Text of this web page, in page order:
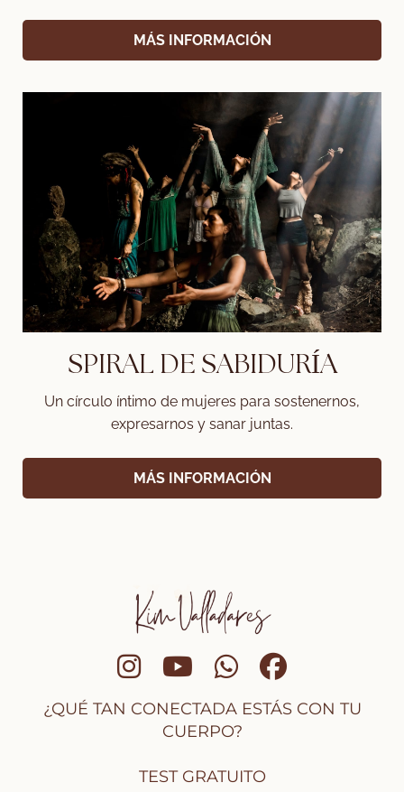
MÁS INFORMACIÓN
SPIRAL DE SABIDURÍA
Un círculo íntimo de mujeres para sostenernos,
expresarnos y sanar juntas.
MÁS INFORMACIÓN
¿QUÉ TAN CONECTADA ESTÁS CON TU
CUERPO?
TEST GRATUITO